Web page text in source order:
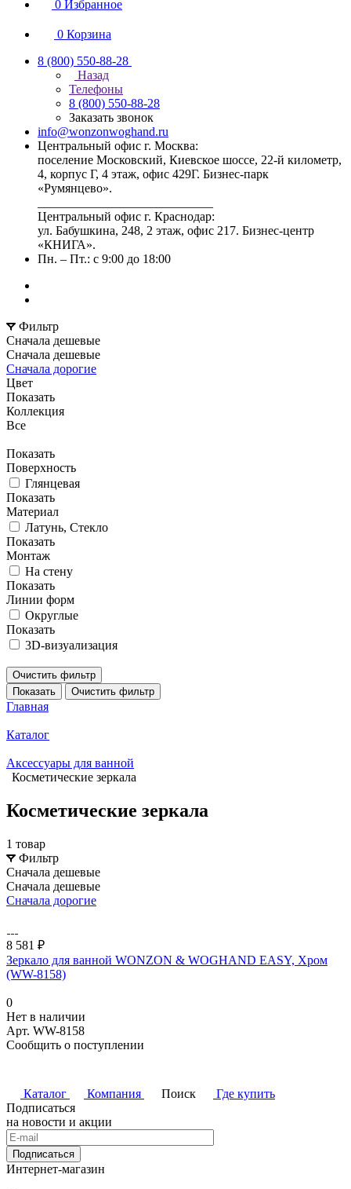
0 Избранное
0 Корзина
8 (800) 550-88-28
Назад
Телефоны
8 (800) 550-88-28
Заказать звонок
info@wonzonwoghand.ru
Центральный офис г. Москва:
поселение Московский, Киевское шоссе, 22-й километр,
4, корпус Г, 4 этаж, офис 429Г. Бизнес-парк
«Румянцево».
Центральный офис г. Краснодар:
ул. Бабушкина, 248, 2 этаж, офис 217. Бизнес-центр
«КНИГА».
Пн. – Пт.: с 9:00 до 18:00
Фильтр
Сначала дешевые
Сначала дешевые
Сначала дорогие
Цвет
Показать
Коллекция
Все
Показать
Поверхность
Глянцевая
Показать
Материал
Латунь, Стекло
Показать
Монтаж
На стену
Показать
Линии форм
Округлые
Показать
3D-визуализация
Очистить фильтр
Показать
Очистить фильтр
Главная
Каталог
Аксессуары для ванной
Косметические зеркала
Косметические зеркала
1 товар
Фильтр
Сначала дешевые
Сначала дешевые
Сначала дорогие
8 581 ₽
Зеркало для ванной WONZON & WOGHAND EASY, Хром
(WW-8158)
0
Нет в наличии
Арт. WW-8158
Сообщить о поступлении
Каталог Компания Поиск
Где купить
Подписаться
на новости и акции
Подписаться
Интернет-магазин